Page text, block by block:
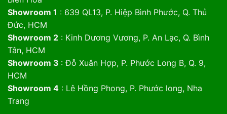
Showroom 1 : 639 QL13, P. Hiệp Bình Phước, Q. Thủ
Đức, HCM
Showroom 2: Kinh Dương Vương, P. An Lạc, Q. Bình
Tân, HCM
Showroom 3 : Đỗ Xuân Hợp, P. Phước Long B, Q. 9,
HCM
Showroom 4: Lê Hồng Phong, P. Phước long, Nha
Trang